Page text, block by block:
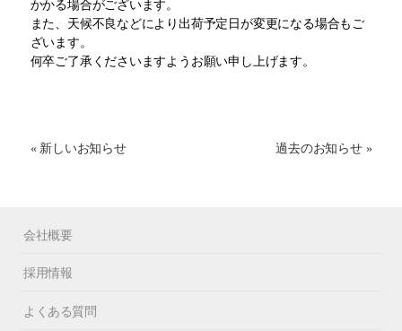
かかる場合がございます。
また、天候不良などにより出荷予定日が変更になる場合もご
ざいます。
何卒ご了承くださいますようお願い申し上げます。
« 新しいお知らせ 過去のお知らせ »
会社概要
採用情報
よくある質問